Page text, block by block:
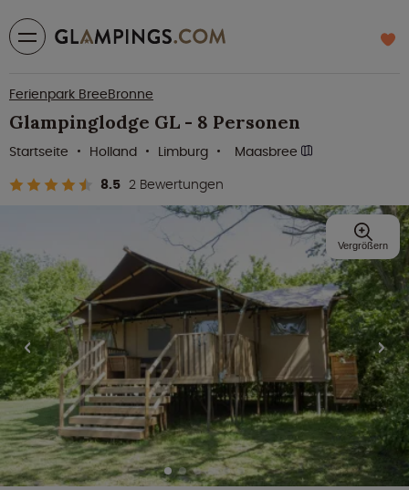
Ferienpark BreeBronne
Glampinglodge GL - 8 Personen
8.5 2 Bewertungen
Startseite Holland Limburg Maasbree
Vergrößern